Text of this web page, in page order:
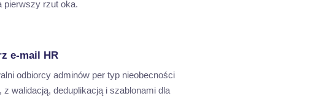
pierwszy rzut oka.
e-mail HR
odbiorcy adminów per typ nieobecności
z walidacją, deduplikacją i szablonami dla